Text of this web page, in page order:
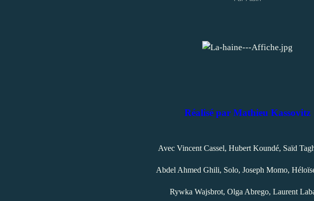
Réalisé par Mathieu Kassovitz
Avec Vincent Cassel, Hubert Koundé, Saïd
Abdel Ahmed Ghili, Solo, Joseph Momo,
Rywka Wajsbrot, Olga Abrego, Laurent